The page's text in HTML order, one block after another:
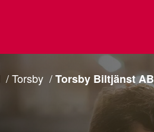
Torsby Torsby Biltjänst AB